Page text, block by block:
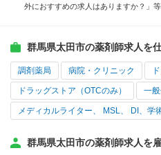
外におすすめの求人はありますか？」等
群馬県太田市の薬剤師求人を
調剤薬局 病院・クリニック
ドラッグストア（OTCのみ） 一
メディカルライター、 MSL、 DI、学
群馬県太田市の薬剤師求人を